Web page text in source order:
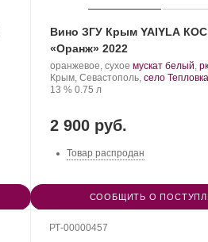
Вино ЗГУ Крым YAIYLA
«Оранж» 2022
Производитель:
YAIYLA.
оранжевое, сухое .
Сорт
мускат белый ,
Регион:
Крым, Севастополь,село Тепловка
Крепость
13 %. Объем
0.75 л
2 900 руб.
Товар распродан
СООБЩИТЬ О
РТ-00000457